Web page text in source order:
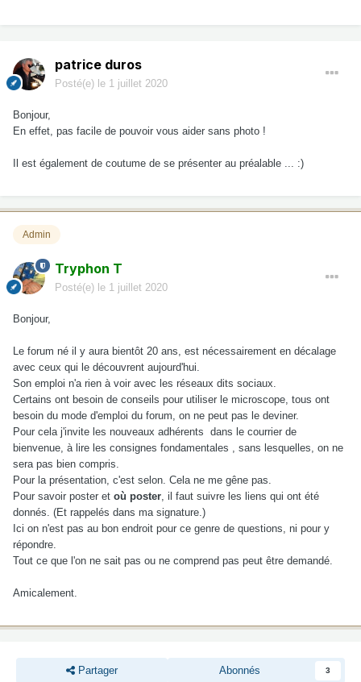
patrice duros
Posté(e) le 1 juillet 2020
Bonjour,
En effet, pas facile de pouvoir vous aider sans photo !
Il est également de coutume de se présenter au préalable ... :)
Admin
Tryphon T
Posté(e) le 1 juillet 2020
Bonjour,
Le forum né il y aura bientôt 20 ans, est nécessairement en décalage
avec ceux qui le découvrent aujourd'hui.
Son emploi n'a rien à voir avec les réseaux dits sociaux.
Certains ont besoin de conseils pour utiliser le microscope, tous ont
besoin du mode d'emploi du forum, on ne peut pas le deviner.
Pour cela j'invite les nouveaux adhérents dans le courrier de
bienvenue, à lire les consignes fondamentales , sans lesquelles, on ne
sera pas bien compris.
Pour la présentation, c'est selon. Cela ne me gêne pas.
Pour savoir poster et où poster , il faut suivre les liens qui ont été
donnés. (Et rappelés dans ma signature.)
Ici on n'est pas au bon endroit pour ce genre de questions, ni pour y
répondre.
Tout ce que l'on ne sait pas ou ne comprend pas peut être demandé.
Amicalement.
Partager Abonnés 3